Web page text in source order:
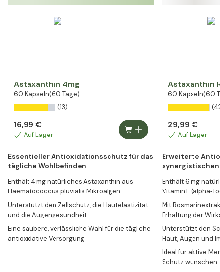
Astaxanthin 4mg
60 Kapseln(60 Tage)
(13)
16,99 €
Auf Lager
Astaxanthin
60 Kapseln(60
29,99 €
Auf Lager
Essentieller Antioxidationsschutz für das
tägliche Wohlbefinden
Enthält 4 mg natürliches Astaxanthin aus
Haematococcus pluvialis Mikroalgen
Unterstützt den Zellschutz, die Hautelastizität
und die Augengesundheit
Eine saubere, verlässliche Wahl für die tägliche
antioxidative Versorgung
Erweiterte
Enthält 6 mg
Vitamin E
Mit
Erhaltung der
Unterstützt den
Haut, Augen und
Ideal für aktive
Schutz wünschen